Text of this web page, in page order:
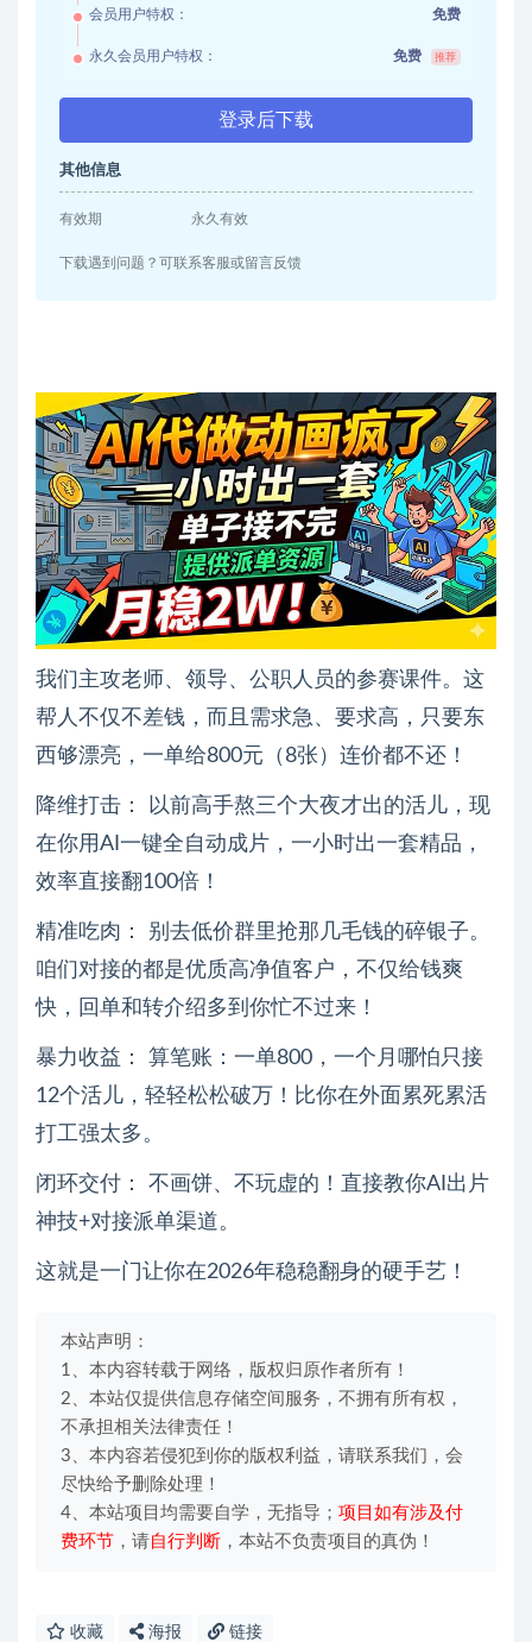
会员用户特权： 免费
永久会员用户特权： 免费 推荐
登录后下载
其他信息
有效期 永久有效
下载遇到问题？可联系客服或留言反馈
我们主攻老师、领导、公职人员的参赛课件。这
帮人不仅不差钱，而且需求急、要求高，只要东
西够漂亮，一单给800元（8张）连价都不还！
降维打击： 以前高手熬三个大夜才出的活儿，现
在你用AI一键全自动成片，一小时出一套精品，
效率直接翻100倍！
精准吃肉： 别去低价群里抢那几毛钱的碎银子。
咱们对接的都是优质高净值客户，不仅给钱爽
快，回单和转介绍多到你忙不过来！
暴力收益： 算笔账：一单800，一个月哪怕只接
12个活儿，轻轻松松破万！比你在外面累死累活
打工强太多。
闭环交付： 不画饼、不玩虚的！直接教你AI出片
神技+对接派单渠道。
这就是一门让你在2026年稳稳翻身的硬手艺！
本站声明：
1、本内容转载于网络，版权归原作者所有！
2、本站仅提供信息存储空间服务，不拥有所有权，
不承担相关法律责任！
3、本内容若侵犯到你的版权利益，请联系我们，会
尽快给予删除处理！
4、本站项目均需要自学，无指导； 项目如有涉及付
费环节 ，请自行判断 ，本站不负责项目的真伪！
收藏 海报 链接